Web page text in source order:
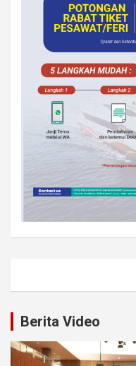
Berita Video